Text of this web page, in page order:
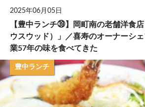
2025年06月05日
【豊中ランチ㊴】岡町南の老舗洋食
ウスウッド）」／喜寿のオーナーシ
業57年の味を食べてきた
豊中ランチ